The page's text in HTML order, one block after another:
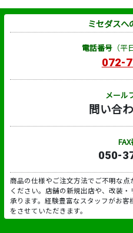
ミセダスへ
電話番号（平
072-
メール
問い合
050-
商品の仕様やご注文方法でご不明な
ください。店舗の新規出店や、改装
承ります。経験豊富なスタッフがお
をさせていただきます。